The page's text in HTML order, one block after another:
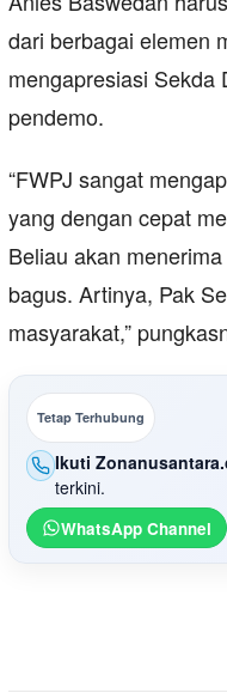
dari berbagai elemen
mengapresiasi Sekda
pendemo.
“FWPJ sangat
yang dengan cepat
Beliau akan
bagus. Artinya, Pak
masyarakat,”
Tetap Terhubung
Ikuti
terkini.
WhatsApp Channel